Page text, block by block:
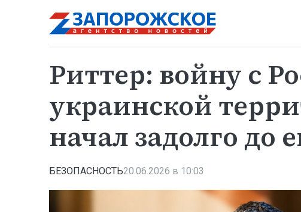
Риттер: войну с
украинской
начал задолго до
БЕЗОПАСНОСТЬ20.06.2026 в 10:03